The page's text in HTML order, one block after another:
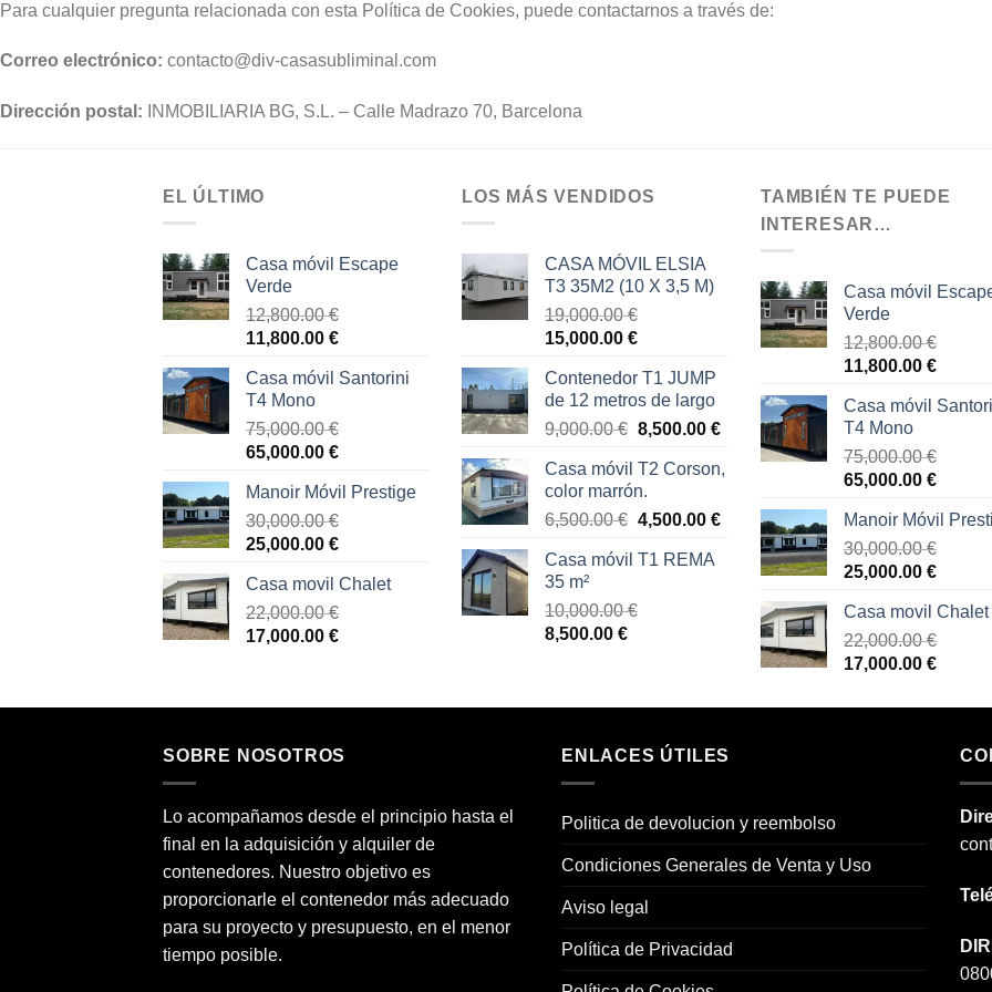
Para cualquier pregunta relacionada con esta Política de Cookies, puede contactarnos a través de:
Correo electrónico: contacto@div-casasubliminal.com
Dirección postal: INMOBILIARIA BG, S.L. – Calle Madrazo 70, Barcelona
EL ÚLTIMO
Casa móvil Escape
Verde
12,800.00€
El
original
era:
12,800.00 €.
11,800.00 €El
actual
11,800.00 €.
Casa móvil Santorini
T4 Mono
75,000.00€
El
original
era:
75,000.00 €.
65,000.00 €El
actual
es:
65,000.00 €.
Manoir Móvil Prestige
30,000.00€
El
original
era:
30,000.00 €.
25,000.00 €El
actual
es:
25,000.00 €.
Casa movil Chalet
22,000.00€
El
era:
17,000.00 €El
es:
LOS MÁS VENDIDOS
CASA MÓVIL ELSIA
T3 35M2 (10 X 3,5 M)
19,000.00€
El
original
era:
19,000.00 €.
15,000.00 €El
actual
es:
15,000.00 €.
Contenedor T1 JUMP
de 12 metros de largo
9,000.00€ El
original
era:
9,000.00 €.
8,500.00 €El
precio
actual
8,500.00 €.
Casa móvil T2 Corson,
color marrón.
6,500.00€ El
original
6,500.00 €.
4,500.00 €El
precio
actual
4,500.00 €.
Casa móvil T1 REMA
35 m²
10,000.00€
El
era:
8,500.00 €El
es:
TAMBIÉN TE PUEDE
INTERESAR…
Casa móvil
Verde
12,800.00€
El
original
era:
12,800.00 €.
11,800.00 €El
actual
Casa móvil
T4 Mono
75,000.00€
El
original
era:
75,000.00 €.
65,000.00 €El
actual
es:
Manoir Móvil
30,000.00€
El
original
era:
30,000.00 €.
25,000.00 €El
actual
es:
Casa movil Chalet
22,000.00€
El
original
17,000.00 €El
actual
SOBRE NOSOTROS
Lo acompañamos desde el principio hasta el
final en la adquisición y alquiler de
contenedores. Nuestro objetivo es
proporcionarle el contenedor más adecuado
para su proyecto y presupuesto, en el menor
tiempo posible.
ENLACES ÚTILES
Politica de devolucion y reembolso
Condiciones Generales de Venta y Uso
Aviso legal
Política de Privacidad